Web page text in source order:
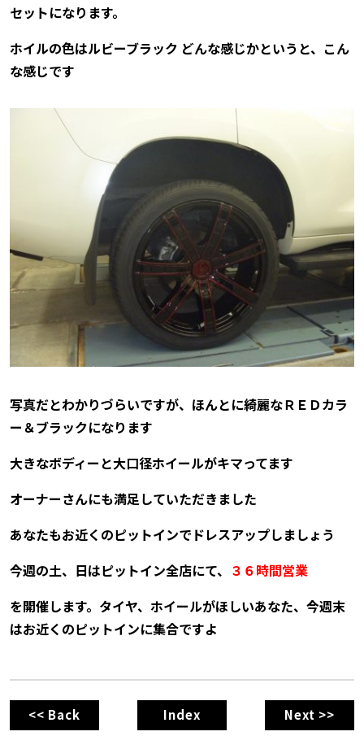
セットになります。
ホイルの色はルビーブラック どんな感じかというと、こん
な感じです
写真だとわかりづらいですが、ほんとに綺麗なＲＥＤカラ
ー＆ブラックになります
大きなボディーと大口径ホイールがキマってます
オーナーさんにも満足していただきました
あなたもお近くのピットインでドレスアップしましょう
今週の土、日はピットイン全店にて、 ３６時間営業
を開催します。タイヤ、ホイールがほしいあなた、今週末
はお近くのピットインに集合ですよ
<< Back Index Next >>